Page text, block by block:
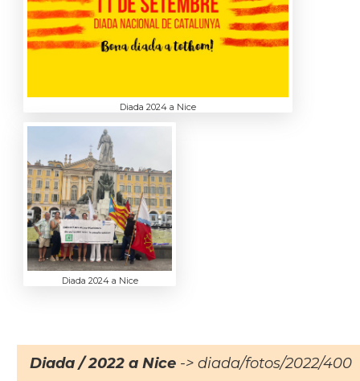
Diada 2024 a Nice
Diada 2024 a Nice
Diada / 2022 a Nice-> diada/fotos/2022/400